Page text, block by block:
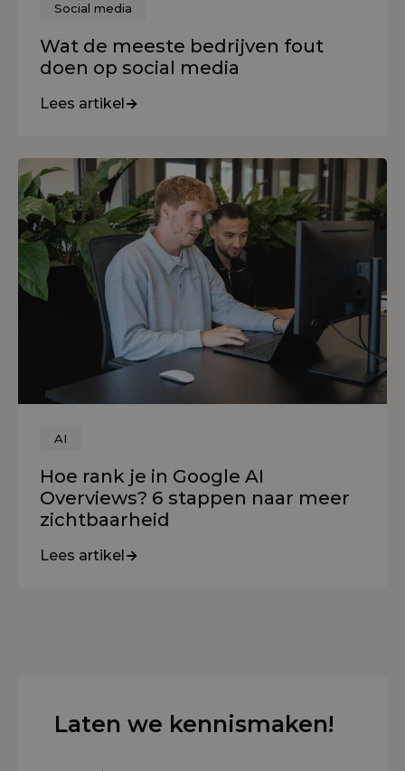
Social media
Wat de meeste bedrijven fout
doen op social media
Lees artikel
AI
Hoe rank je in Google AI
Overviews? 6 stappen naar meer
zichtbaarheid
Lees artikel
Laten we kennismaken!